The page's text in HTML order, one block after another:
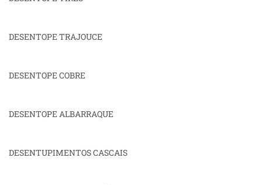
DESENTOPE TRAJOUCE
DESENTOPE COBRE
DESENTOPE ALBARRAQUE
DESENTUPIMENTOS CASCAIS